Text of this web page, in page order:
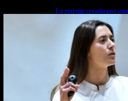
La startup creada por
estrés financiero en